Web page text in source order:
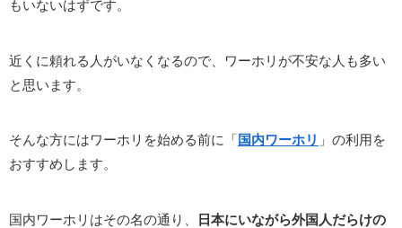
もいないはずです。
近くに頼れる人がいなくなるので、ワーホリが不安な人も多い
と思います。
そんな方にはワーホリを始める前に「国内ワーホリ 」の利用を
おすすめします。
国内ワーホリはその名の通り、
日本にいながら外国人だらけの